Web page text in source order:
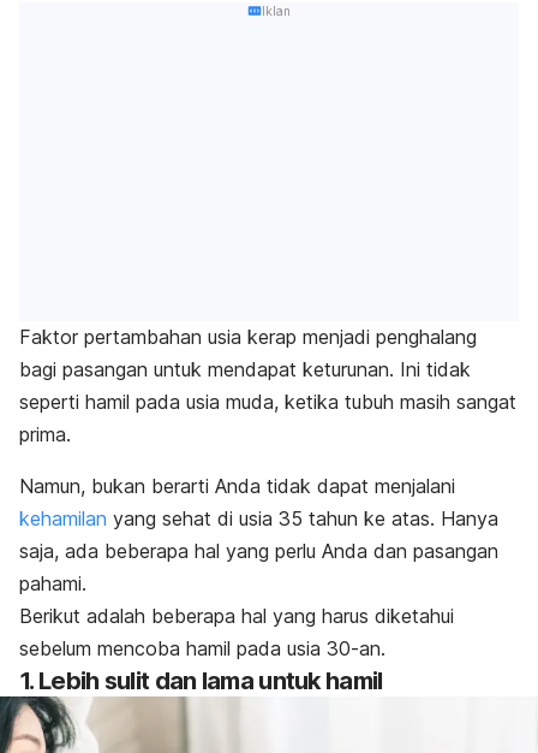
Iklan
Faktor pertambahan usia kerap menjadi penghalang
bagi pasangan untuk mendapat keturunan. Ini tidak
seperti hamil pada usia muda, ketika tubuh masih sangat
prima.
Namun, bukan berarti Anda tidak dapat menjalani
kehamilan yang sehat di usia 35 tahun ke atas. Hanya
saja, ada beberapa hal yang perlu Anda dan pasangan
pahami.
Berikut adalah beberapa hal yang harus diketahui
sebelum mencoba hamil pada usia 30-an.
1. Lebih sulit dan lama untuk hamil